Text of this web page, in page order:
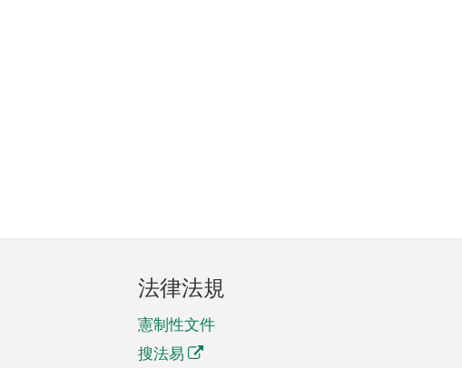
法律法規
憲制性文件
搜法易